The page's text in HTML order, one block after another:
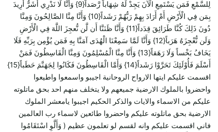
لِلسَّمْعِ فَمَن يَسْتَمِعِ الْآنَ يَجِدْ لَهُ شِهَاباً رَّصَداً{9} وَأَنَّا لَا نَدْرِي أَشَرٌّ أُرِيدَ
بِمَن فِي الْأَرْضِ أَمْ أَرَادَ بِهِمْ رَبُّهُمْ رَشَداً{10} وَأَنَّا مِنَّا الصَّالِحُونَ وَمِنَّا
دُونَ ذَلِكَ كُنَّا طَرَائِقَ قِدَداً{11} وَأَنَّا ظَنَنَّا أَن لَّن نُّعجِزَ اللَّهَ فِي الْأَرْضِ
وَلَن نُّعْجِزَهُ هَرَباً{12} وَأَنَّا لَمَّا سَمِعْنَا الْهُدَى آمَنَّا بِهِ فَمَن يُؤْمِن بِرَبِّهِ فَلَا
يَخَافُ بَخْساً وَلَا رَهَقاً{13} وَأَنَّا مِنَّا الْمُسْلِمُونَ وَمِنَّا الْقَاسِطُونَ فَمَنْ
أَسْلَمَ فَأُوْلَئِكَ تَحَرَّوْا رَشَداً{14} وَأَمَّا الْقَاسِطُونَ فَكَانُوا لِجَهَنَّمَ حَطَباً{15}
اقسمت عليكم ايتها الارواح الروحانية اجيبو واسمعوا واطيعوا
واحضروا بالملوك الارضية جميعهم ولا يتخلف منهم احد بحق ماتلوته
عليكم من الاسماء والايات والذكر الحكيم اجيبوا يامعشر الملوك
الارضية بحق ماتلوته عليكم واحضروا طائعين لاسماء رب العالمين
فاني اقسمت عليكم وانه لقسم لو تعلمون عظيم ( وَأَلَّوِ اسْتَقَامُوا